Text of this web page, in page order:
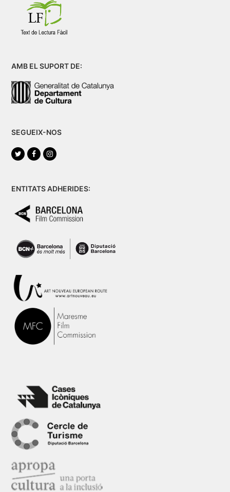
AMB EL SUPORT DE:
SEGUEIX-NOS
TwitterFacebookInstagram
ENTITATS ADHERIDES: